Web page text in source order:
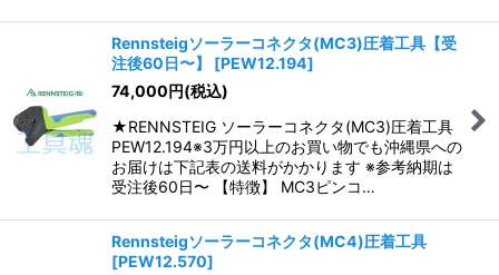
Rennsteigソーラーコネクタ(MC3)圧着工具【受
注後60日〜】
[PEW12.194]
74,000円(税込)
★RENNSTEIG ソーラーコネクタ(MC3)圧着工具
PEW12.194※3万円以上のお買い物でも沖縄県への
お届けは下記表の送料がかかります ※参考納期は
受注後60日〜 【特徴】 MC3ピンコ…
Rennsteigソーラーコネクタ(MC4)圧着工具
[PEW12.570]